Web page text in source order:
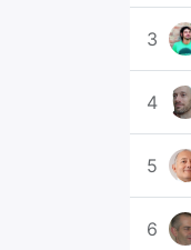
3
4
5
6